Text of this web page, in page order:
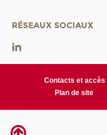
RÉSEAUX SOCIAUX
Contacts et accès
Plan de site